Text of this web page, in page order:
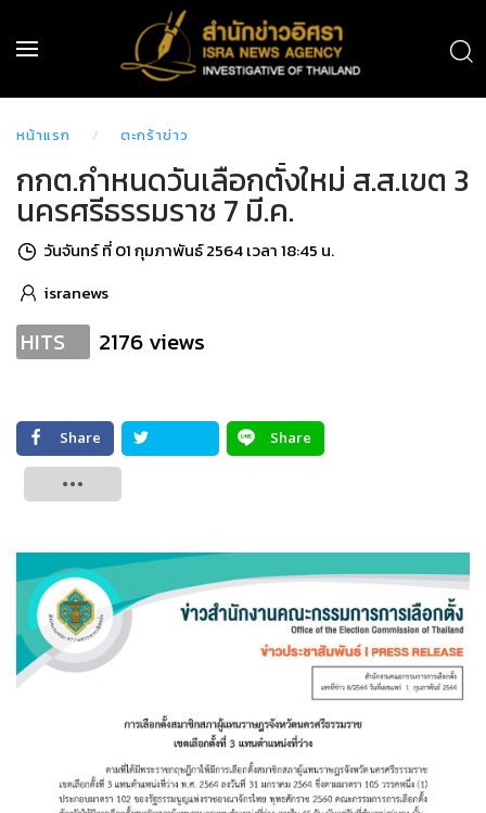
หน้าแรก ตะกร้าข่าว
กกต.กำหนดวันเลือกตั้งใหม่ ส.ส.เขต 3
นครศรีธรรมราช 7 มี.ค.
วันจันทร์ ที่ 01 กุมภาพันธ์ 2564 เวลา 18:45 น.
isranews
HITS 2176 views
Share
Share